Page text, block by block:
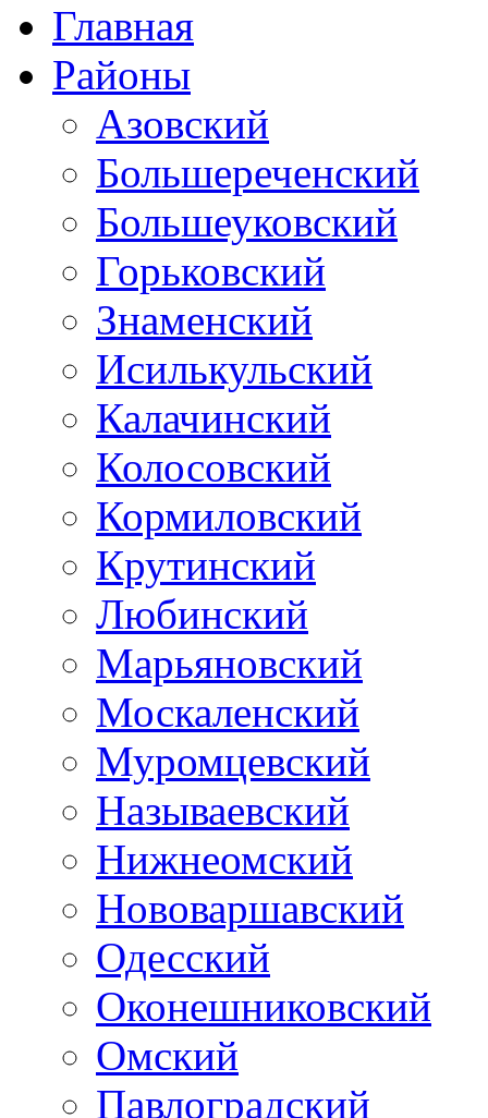
Главная
Районы
Азовский
Большереченский
Большеуковский
Горьковский
Знаменский
Исилькульский
Калачинский
Колосовский
Кормиловский
Крутинский
Любинский
Марьяновский
Москаленский
Муромцевский
Называевский
Нижнеомский
Нововаршавский
Одесский
Оконешниковский
Омский
Павлоградский